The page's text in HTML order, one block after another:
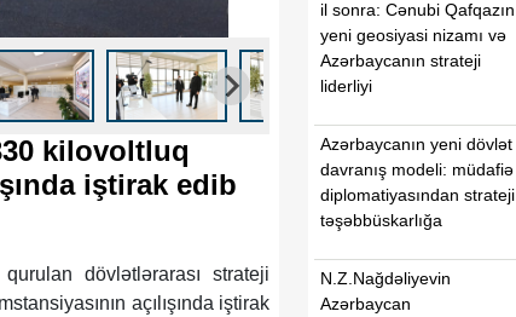
kilovoltluq
iştirak edib
dövlətlərarası strateji
açılışında iştirak
il sonra: Cənubi Qafqazın
yeni geosiyasi nizamı və
Azərbaycanın strateji
liderliyi
Azərbaycanın yeni dövlət
davranış modeli: müdafiə
diplomatiyasından strateji
təşəbbüskarlığa
N.Z.Nağdəliyevin
Azərbaycan